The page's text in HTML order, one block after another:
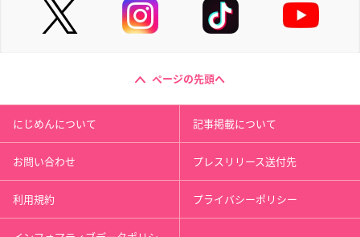
ページの先頭へ
にじめんについて 記事掲載について
お問い合わせ プレスリリース送付先
利用規約 プライバシーポリシー